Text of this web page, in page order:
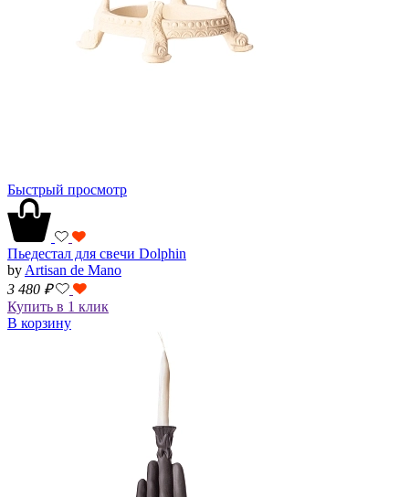
Быстрый просмотр
Пьедестал для свечи Dolphin
by Artisan de Mano
3 480 ₽
Купить в 1 клик
В корзину